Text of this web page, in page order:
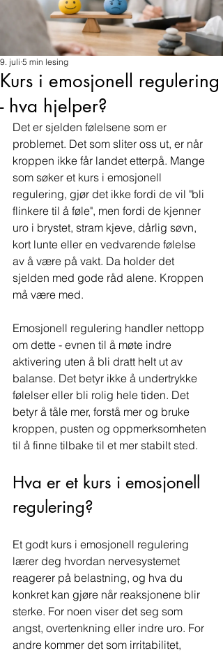
Kurs i emosjonell regulering
- hva hjelper?
9. juli 5 min lesing
Det er sjelden følelsene som er
problemet. Det som sliter oss ut, er når
kroppen ikke får landet etterpå. Mange
som søker et kurs i emosjonell
regulering, gjør det ikke fordi de vil "bli
flinkere til å føle", men fordi de kjenner
uro i brystet, stram kjeve, dårlig søvn,
kort lunte eller en vedvarende følelse
av å være på vakt. Da holder det
sjelden med gode råd alene. Kroppen
må være med.
Emosjonell regulering handler nettopp
om dette - evnen til å møte indre
aktivering uten å bli dratt helt ut av
balanse. Det betyr ikke å undertrykke
følelser eller bli rolig hele tiden. Det
betyr å tåle mer, forstå mer og bruke
kroppen, pusten og oppmerksomheten
til å finne tilbake til et mer stabilt sted.
Hva er et kurs i emosjonell
regulering?
Et godt kurs i emosjonell regulering
lærer deg hvordan nervesystemet
reagerer på belastning, og hva du
konkret kan gjøre når reaksjonene blir
sterke. For noen viser det seg som
angst, overtenkning eller indre uro. For
andre kommer det som irritabilitet,